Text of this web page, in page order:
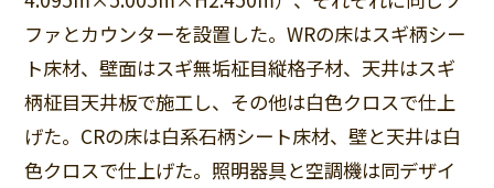
ファとカウンターを設置した。WRの床はスギ柄シー
ト床材、壁面はスギ無垢柾目縦格子材、天井はスギ
柄柾目天井板で施工し、その他は白色クロスで仕上
げた。CRの床は白系石柄シート床材、壁と天井は白
色クロスで仕上げた。照明器具と空調機は同デザイ